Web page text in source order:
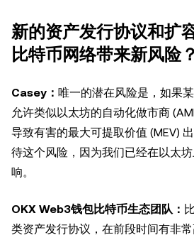
新的资产发行协议和扩
比特币网络带来新风险？
Casey： 唯一的潜在风险是，如果
允许类似以太坊的自动化做市商
导致有害的最大可提取价值 (MEV)
待这个风险，因为我们已经在以太
响。
OKX Web3钱包比特币生态团队：
类资产发行协议，在前段时间有非